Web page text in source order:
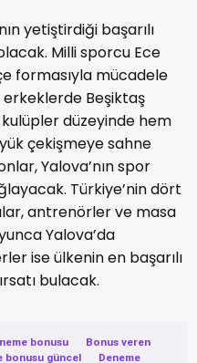
yetiştirdiği başarılı
Milli sporcu Ece
formasıyla mücadele
Beşiktaş
düzeyinde hem
çekişmeye sahne
Yalova’nın spor
Türkiye’nin dört
antrenörler ve masa
Yalova’da
ise ülkenin en başarılı
bulacak.
bonusu ·
Bonus veren
bonusu güncel ·
Deneme